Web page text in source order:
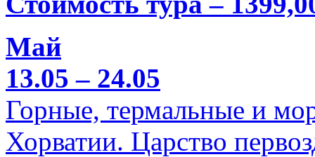
Май
13.05 – 24.05
Горные, термальные и
Хорватии. Царство